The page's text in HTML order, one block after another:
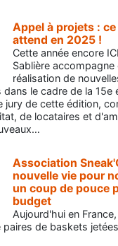
Appel à projets :
attend en 2025 !
Cette année encore
Sablière accompagne
réalisation de
le cadre de la 15e
jury de cette édition,
de locataires et
Association
nouvelle vie pour
un coup de pouce
budget
Aujourd'hui en
de baskets